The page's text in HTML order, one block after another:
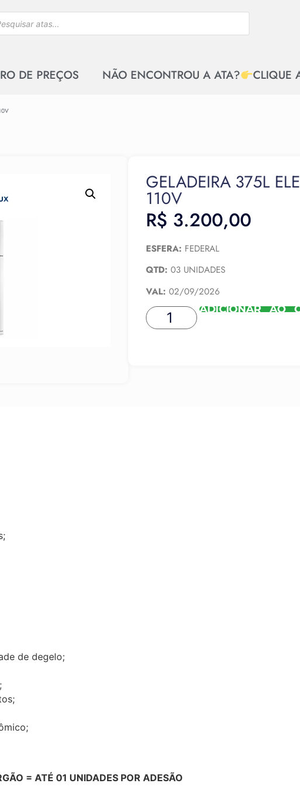
DE PREÇOS NÃO ENCONTROU A ATA? CLIQUE
GELADEIRA 375L
110V
R$ 3.200,00
ESFERA: FEDERAL
QTD: 03 UNIDADES
VAL: 02/09/2026
ADICIONAR AO
de degelo;
= ATÉ 01 UNIDADES POR ADESÃO